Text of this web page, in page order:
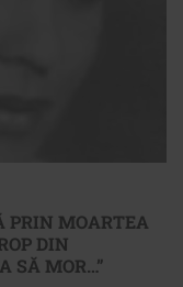
PRIN MOARTEA
DIN
SĂ MOR…”